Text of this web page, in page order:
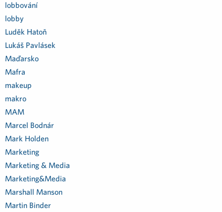
lobbování
lobby
Luděk Hatoň
Lukáš Pavlásek
Maďarsko
Mafra
makeup
makro
MAM
Marcel Bodnár
Mark Holden
Marketing
Marketing & Media
Marketing&Media
Marshall Manson
Martin Binder